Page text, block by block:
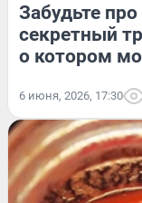
Забудьте
секретный
о котором
6 июня, 2026, 17:30